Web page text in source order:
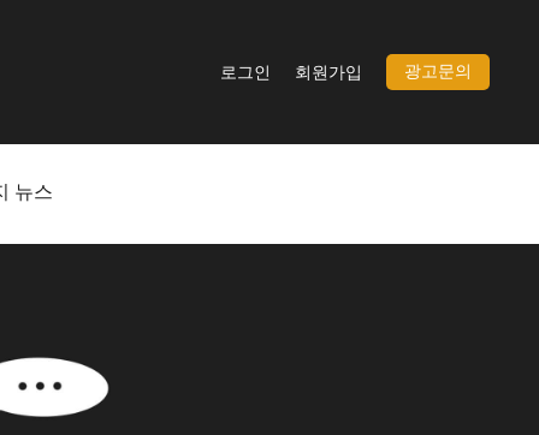
로그인 회원가입 광고문의
뉴스